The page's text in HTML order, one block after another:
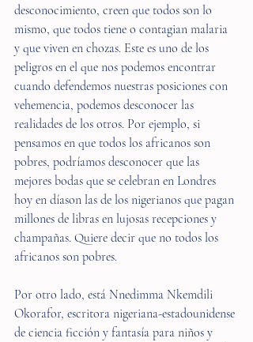
desconocimiento, creen que todos son lo
mismo, que todos tiene o contagian malaria
y que viven en chozas. Este es uno de los
peligros en el que nos podemos encontrar
cuando defendemos nuestras posiciones con
vehemencia, podemos desconocer las
realidades de los otros. Por ejemplo, si
pensamos en que todos los africanos son
pobres, podríamos desconocer que las
mejores bodas que se celebran en Londres
hoy en díason las de los nigerianos que pagan
millones de libras en lujosas recepciones y
champañas. Quiere decir que no todos los
africanos son pobres.
Por otro lado, está Nnedimma Nkemdili
Okorafor, escritora nigeriana-estadounidense
de ciencia ficción y fantasía para niños y